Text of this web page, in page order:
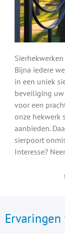
Bijna iedere
in een uniek
beveiliging
voor een
onze hekwerk
aanbieden.
sierpoort
Interesse?